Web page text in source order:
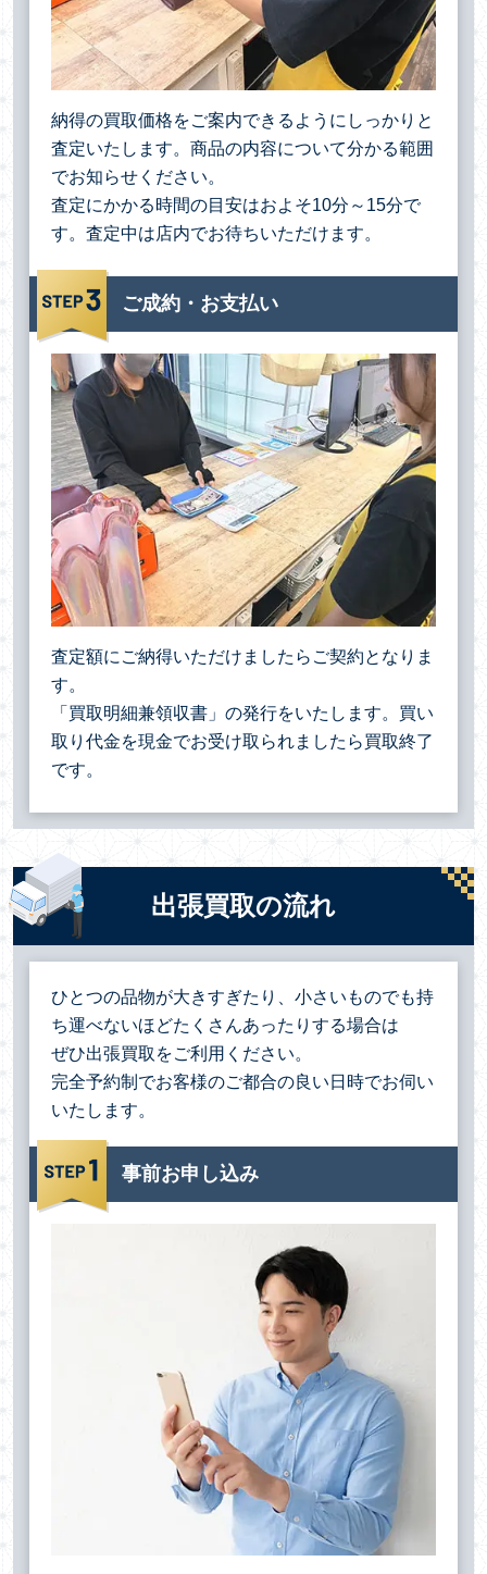
納得の買取価格をご案内できるようにしっかりと
査定いたします。商品の内容について分かる範囲
でお知らせください。
査定にかかる時間の目安はおよそ10分～15分で
す。査定中は店内でお待ちいただけます。
ご成約・お支払い
査定額にご納得いただけましたらご契約となりま
す。
「買取明細兼領収書」の発行をいたします。買い
取り代金を現金でお受け取られましたら買取終了
です。
出張買取の流れ
ひとつの品物が大きすぎたり、小さいものでも持
ち運べないほどたくさんあったりする場合は
ぜひ出張買取をご利用ください。
完全予約制でお客様のご都合の良い日時でお伺い
いたします。
事前お申し込み